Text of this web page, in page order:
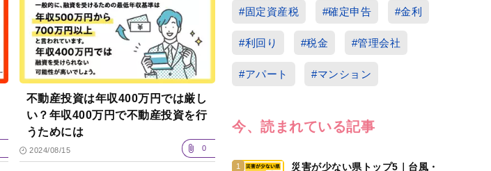
不動産投資は年収400万円では厳し
い？年収400万円で不動産投資を行
うためには
2024/08/15 0
#固定資産税 #確定申告 #金利
#利回り #税金 #管理会社
#アパート #マンション
今、読まれている記事
1
災害が少ない県トップ5｜台風・